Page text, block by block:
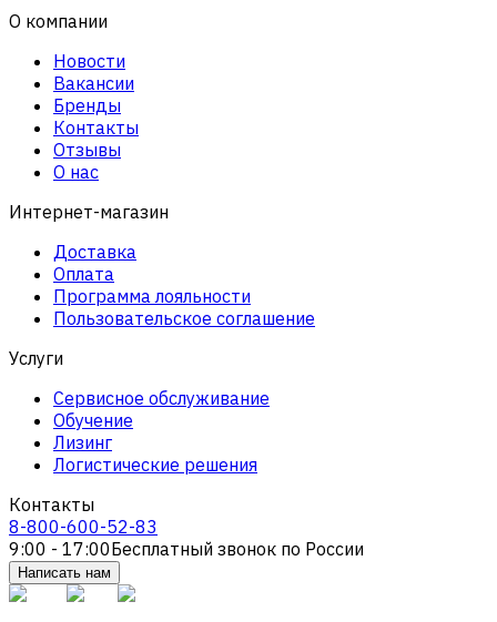
О компании
Новости
Вакансии
Бренды
Контакты
Отзывы
О нас
Интернет-магазин
Доставка
Оплата
Программа лояльности
Пользовательское соглашение
Услуги
Сервисное обслуживание
Обучение
Лизинг
Логистические решения
Контакты
8-800-600-52-83
9:00 - 17:00Бесплатный звонок по России
Написать нам